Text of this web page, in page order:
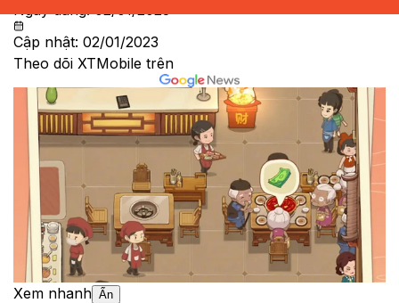
Ngày đăng:02/01/2023
Cập nhật: 02/01/2023
Theo dõi XTMobile trên
Xem nhanh Ẩn